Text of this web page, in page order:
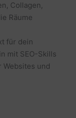
Collagen,
Räume
für dein
mit SEO-Skills
Websites und